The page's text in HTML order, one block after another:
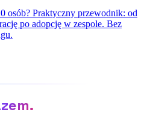
osób? Praktyczny przewodnik: od
po adopcję w zespole. Bez